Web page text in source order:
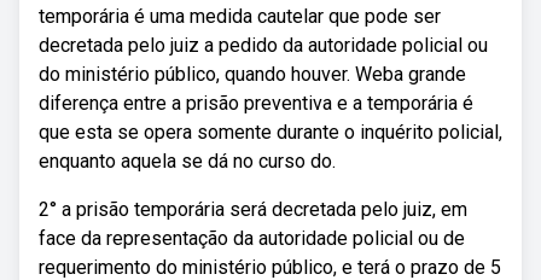
temporária é uma medida cautelar que pode ser
decretada pelo juiz a pedido da autoridade policial ou
do ministério público, quando houver. Weba grande
diferença entre a prisão preventiva e a temporária é
que esta se opera somente durante o inquérito policial,
enquanto aquela se dá no curso do.
2° a prisão temporária será decretada pelo juiz, em
face da representação da autoridade policial ou de
requerimento do ministério público, e terá o prazo de 5